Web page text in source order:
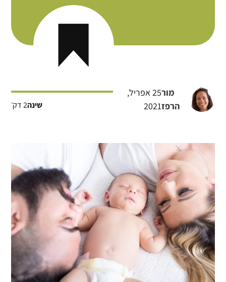
2 דק׳שינה
25 אפריל,
2021
מור
הרפז